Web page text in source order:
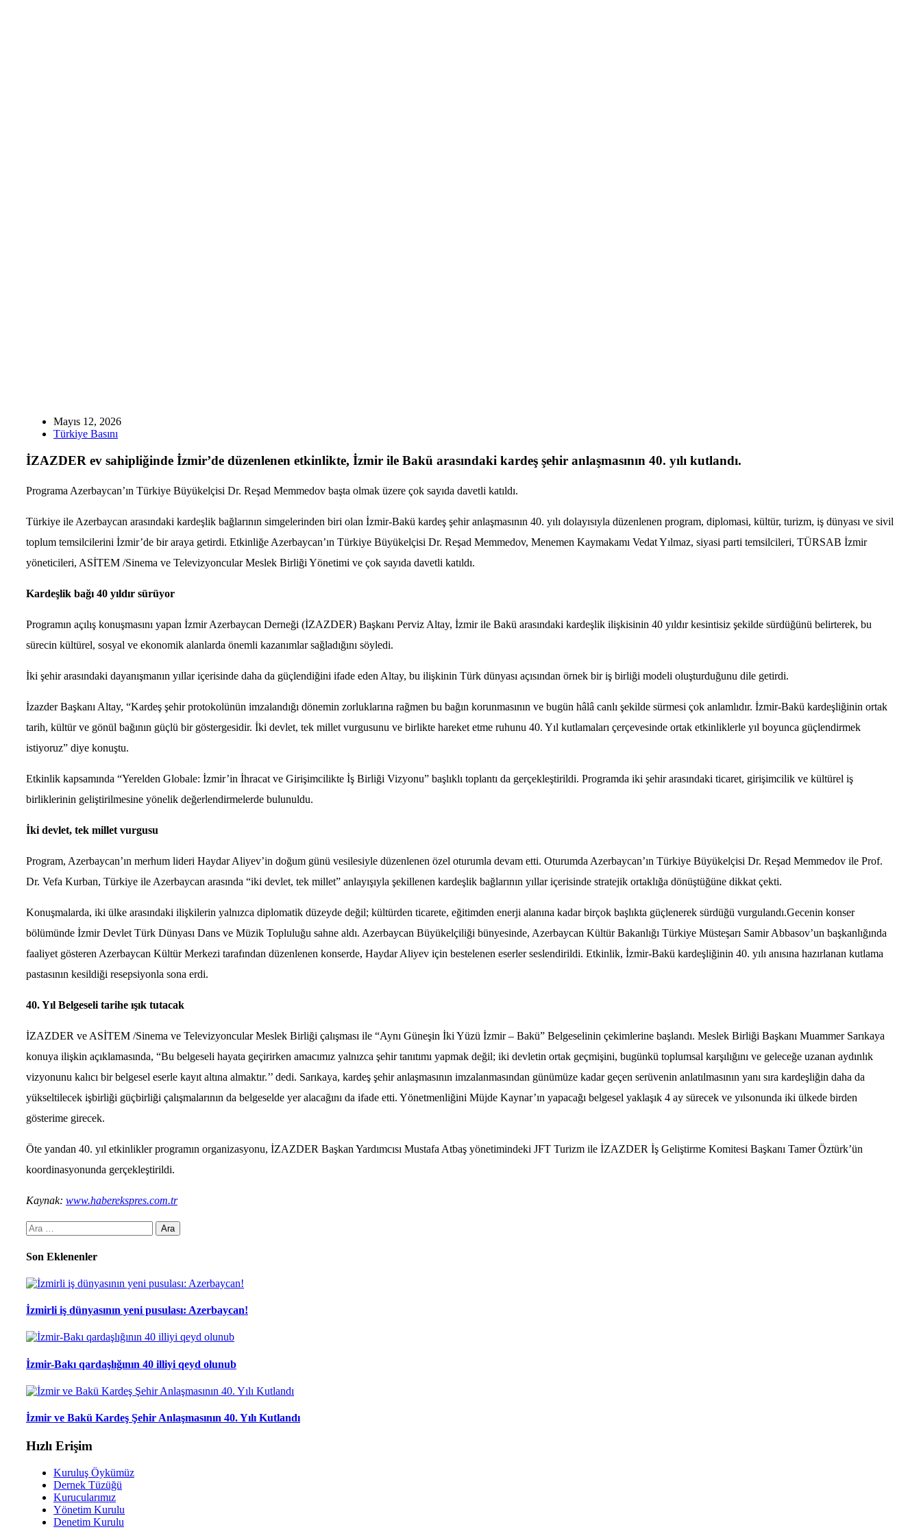
Mayıs 12, 2026
Türkiye Basını
İZAZDER ev sahipliğinde İzmir’de düzenlenen etkinlikte, İzmir ile Bakü arasındaki kardeş şehir anlaşmasının 40. yılı kutlandı.
Programa Azerbaycan’ın Türkiye Büyükelçisi Dr. Reşad Memmedov başta olmak üzere çok sayıda davetli katıldı.
Türkiye ile Azerbaycan arasındaki kardeşlik bağlarının simgelerinden biri olan İzmir-Bakü kardeş şehir anlaşmasının 40. yılı dolayısıyla düzenlenen program, diplomasi, kültür, turizm, iş dünyası ve sivil
toplum temsilcilerini İzmir’de bir araya getirdi. Etkinliğe Azerbaycan’ın Türkiye Büyükelçisi Dr. Reşad Memmedov, Menemen Kaymakamı Vedat Yılmaz, siyasi parti temsilcileri, TÜRSAB İzmir
yöneticileri, ASİTEM /Sinema ve Televizyoncular Meslek Birliği Yönetimi ve çok sayıda davetli katıldı.
Kardeşlik bağı 40 yıldır sürüyor
Programın açılış konuşmasını yapan İzmir Azerbaycan Derneği (İZAZDER) Başkanı Perviz Altay, İzmir ile Bakü arasındaki kardeşlik ilişkisinin 40 yıldır kesintisiz şekilde sürdüğünü belirterek, bu
sürecin kültürel, sosyal ve ekonomik alanlarda önemli kazanımlar sağladığını söyledi.
İki şehir arasındaki dayanışmanın yıllar içerisinde daha da güçlendiğini ifade eden Altay, bu ilişkinin Türk dünyası açısından örnek bir iş birliği modeli oluşturduğunu dile getirdi.
İzazder Başkanı Altay, “Kardeş şehir protokolünün imzalandığı dönemin zorluklarına rağmen bu bağın korunmasının ve bugün hâlâ canlı şekilde sürmesi çok anlamlıdır. İzmir-Bakü kardeşliğinin ortak
tarih, kültür ve gönül bağının güçlü bir göstergesidir. İki devlet, tek millet vurgusunu ve birlikte hareket etme ruhunu 40. Yıl kutlamaları çerçevesinde ortak etkinliklerle yıl boyunca güçlendirmek
istiyoruz” diye konuştu.
Etkinlik kapsamında “Yerelden Globale: İzmir’in İhracat ve Girişimcilikte İş Birliği Vizyonu” başlıklı toplantı da gerçekleştirildi. Programda iki şehir arasındaki ticaret, girişimcilik ve kültürel iş
birliklerinin geliştirilmesine yönelik değerlendirmelerde bulunuldu.
İki devlet, tek millet vurgusu
Program, Azerbaycan’ın merhum lideri Haydar Aliyev’in doğum günü vesilesiyle düzenlenen özel oturumla devam etti. Oturumda Azerbaycan’ın Türkiye Büyükelçisi Dr. Reşad Memmedov ile Prof.
Dr. Vefa Kurban, Türkiye ile Azerbaycan arasında “iki devlet, tek millet” anlayışıyla şekillenen kardeşlik bağlarının yıllar içerisinde stratejik ortaklığa dönüştüğüne dikkat çekti.
Konuşmalarda, iki ülke arasındaki ilişkilerin yalnızca diplomatik düzeyde değil; kültürden ticarete, eğitimden enerji alanına kadar birçok başlıkta güçlenerek sürdüğü vurgulandı.Gecenin konser
bölümünde İzmir Devlet Türk Dünyası Dans ve Müzik Topluluğu sahne aldı. Azerbaycan Büyükelçiliği bünyesinde, Azerbaycan Kültür Bakanlığı Türkiye Müsteşarı Samir Abbasov’un başkanlığında
faaliyet gösteren Azerbaycan Kültür Merkezi tarafından düzenlenen konserde, Haydar Aliyev için bestelenen eserler seslendirildi. Etkinlik, İzmir-Bakü kardeşliğinin 40. yılı anısına hazırlanan kutlama
pastasının kesildiği resepsiyonla sona erdi.
40. Yıl Belgeseli tarihe ışık tutacak
İZAZDER ve ASİTEM /Sinema ve Televizyoncular Meslek Birliği çalışması ile “Aynı Güneşin İki Yüzü İzmir – Bakü” Belgeselinin çekimlerine başlandı. Meslek Birliği Başkanı Muammer Sarıkaya
konuya ilişkin açıklamasında, “Bu belgeseli hayata geçirirken amacımız yalnızca şehir tanıtımı yapmak değil; iki devletin ortak geçmişini, bugünkü toplumsal karşılığını ve geleceğe uzanan aydınlık
vizyonunu kalıcı bir belgesel eserle kayıt altına almaktır.’’ dedi. Sarıkaya, kardeş şehir anlaşmasının imzalanmasından günümüze kadar geçen serüvenin anlatılmasının yanı sıra kardeşliğin daha da
yükseltilecek işbirliği güçbirliği çalışmalarının da belgeselde yer alacağını da ifade etti. Yönetmenliğini Müjde Kaynar’ın yapacağı belgesel yaklaşık 4 ay sürecek ve yılsonunda iki ülkede birden
gösterime girecek.
Öte yandan 40. yıl etkinlikler programın organizasyonu, İZAZDER Başkan Yardımcısı Mustafa Atbaş yönetimindeki JFT Turizm ile İZAZDER İş Geliştirme Komitesi Başkanı Tamer Öztürk’ün
koordinasyonunda gerçekleştirildi.
Kaynak: www.haberekspres.com.tr
Arama:
Son Eklenenler
İzmirli iş dünyasının yeni pusulası: Azerbaycan!
İzmir-Bakı qardaşlığının 40 illiyi qeyd olunub
İzmir ve Bakü Kardeş Şehir Anlaşmasının 40. Yılı Kutlandı
Hızlı Erişim
Kuruluş Öykümüz
Dernek Tüzüğü
Kurucularımız
Yönetim Kurulu
Denetim Kurulu